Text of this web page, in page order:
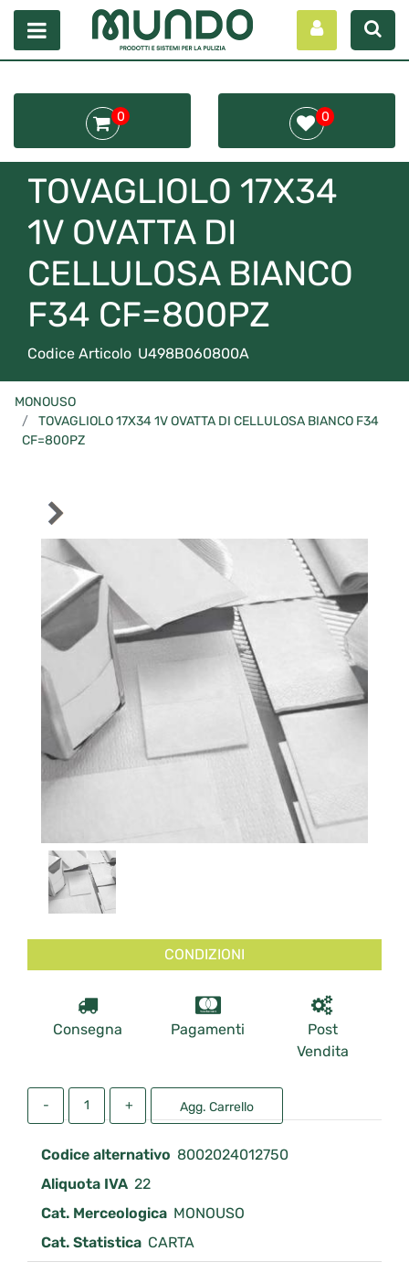
Open menu
0 0
TOVAGLIOLO 17X34
1V OVATTA DI
CELLULOSA BIANCO
F34 CF=800PZ
Codice Articolo U498B060800A
MONOUSO
TOVAGLIOLO 17X34 1V OVATTA DI CELLULOSA BIANCO F34
CF=800PZ
CONDIZIONI
Consegna Pagamenti
Post
Vendita
Quantità
Agg. Carrello
Codice alternativo 8002024012750
Aliquota IVA 22
Cat. Merceologica MONOUSO
Cat. Statistica CARTA